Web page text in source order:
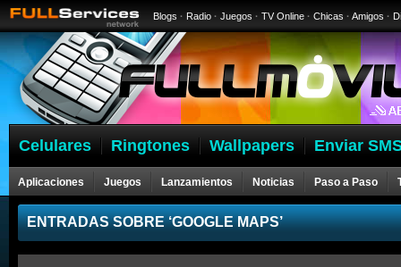
Blogs · Radio · Juegos · TV Online · Chicas · Amigos ·
Celulares Ringtones Wallpapers Enviar
Aplicaciones Juegos Lanzamientos Noticias Paso a Paso
ENTRADAS SOBRE ‘GOOGLE MAPS’